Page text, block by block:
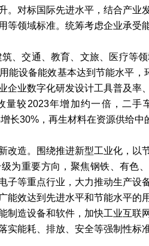
标国际先进水平，结合产业
等领域标准。统筹考虑企业承受
交通、教育、文旅、医疗等领
能设备能效基本达到节能水平，
企业数字化研发设计工具普及率
量较2023年增加约一倍，二手
长30%，再生材料在资源供给中
造。围绕推进新型工业化，以
为重要方向，聚焦钢铁、有色
子等重点行业，大力推动生产设
能效达到先进水平和节能水平的
制造设备和软件，加快工业互联
实能耗、排放、安全等强制性标